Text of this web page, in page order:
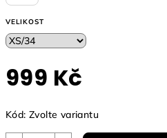
VELIKOST
999 Kč
cena:
Kód: Zvolte variantu